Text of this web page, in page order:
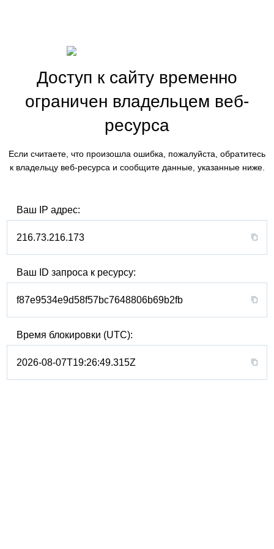
Доступ к сайту временно
ограничен владельцем веб-
ресурса
Если считаете, что произошла ошибка, пожалуйста, обратитесь
к владельцу веб-ресурса и сообщите данные, указанные ниже.
Ваш IP адрес:
216.73.216.173
Ваш ID запроса к ресурсу:
f87e9534e9d58f57bc7648806b69b2fb
Время блокировки (UTC):
2026-08-07T19:26:49.315Z